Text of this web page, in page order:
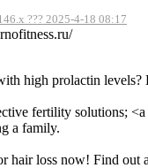
??? 2025-4-18 08:17
high prolactin levels?
fertility solutions;
a family.
hair loss now! Find out